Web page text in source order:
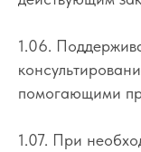
1.06.
помогающими
1.07. При